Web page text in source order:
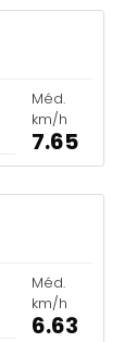
Méd.
km/h
7.65
Méd.
km/h
6.63